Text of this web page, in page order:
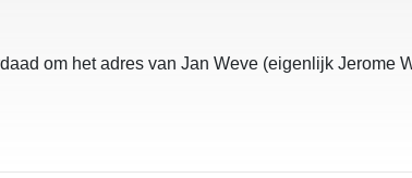
om het adres van Jan Weve (eigenlijk Jerome